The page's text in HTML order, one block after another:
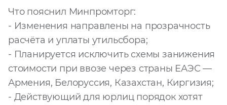
Что пояснил Минпромторг:
- Изменения направлены на прозрачность
расчёта и уплаты утильсбора;
- Планируется исключить схемы занижения
стоимости при ввозе через страны ЕАЭС —
Армения, Белоруссия, Казахстан, Киргизия;
- Действующий для юрлиц порядок хотят